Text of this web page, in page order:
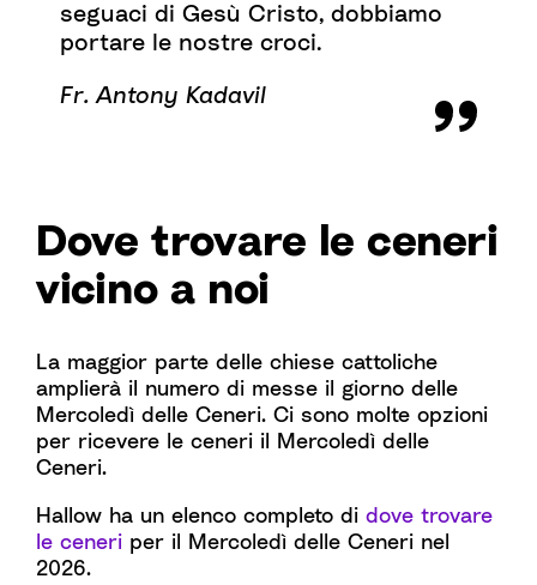
seguaci di Gesù Cristo, dobbiamo
portare le nostre croci.
Fr. Antony Kadavil
Dove trovare le ceneri
vicino a noi
La maggior parte delle chiese cattoliche
amplierà il numero di messe il giorno delle
Mercoledì delle Ceneri. Ci sono molte opzioni
per ricevere le ceneri il Mercoledì delle
Ceneri.
Hallow ha un elenco completo di dove trovare
le ceneri per il Mercoledì delle Ceneri nel
2026.